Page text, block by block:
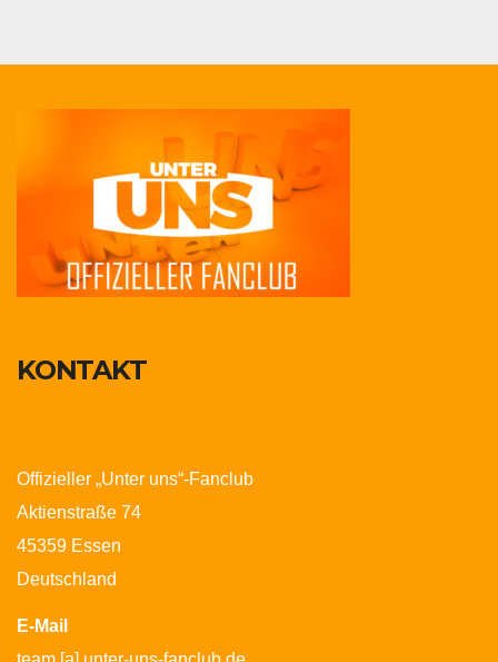
KONTAKT
Offizieller „Unter uns“-Fanclub
Aktienstraße 74
45359 Essen
Deutschland
E-Mail